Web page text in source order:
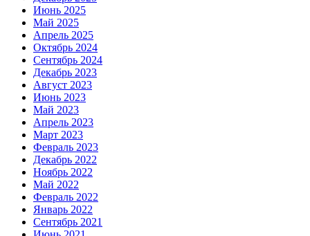
Июнь 2025
Май 2025
Апрель 2025
Октябрь 2024
Сентябрь 2024
Декабрь 2023
Август 2023
Июнь 2023
Май 2023
Апрель 2023
Март 2023
Февраль 2023
Декабрь 2022
Ноябрь 2022
Май 2022
Февраль 2022
Январь 2022
Сентябрь 2021